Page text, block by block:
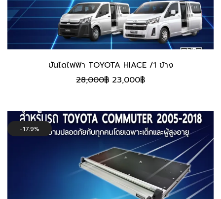
บันไดไฟฟ้า TOYOTA HIACE /1 ข้าง
28,000฿ Original
28,000฿.
23,000฿Current
23,000฿.
17.9%